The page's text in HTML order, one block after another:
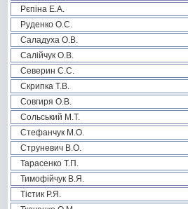
Рєпіна Е.А.
Руденко О.С.
Саладуха О.В.
Салійчук О.В.
Северин С.С.
Скрипка Т.В.
Совгиря О.В.
Сольський М.Т.
Стефанчук М.О.
Струневич В.О.
Тарасенко Т.П.
Тимофійчук В.Я.
Тістик Р.Я.